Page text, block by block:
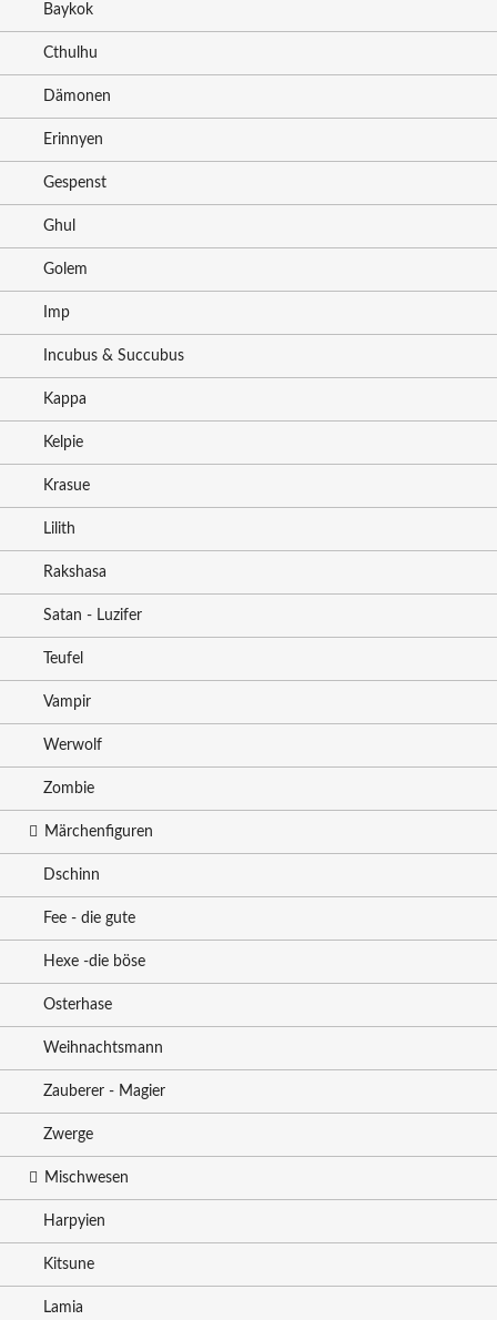
Baykok
Cthulhu
Dämonen
Erinnyen
Gespenst
Ghul
Golem
Imp
Incubus & Succubus
Kappa
Kelpie
Krasue
Lilith
Rakshasa
Satan - Luzifer
Teufel
Vampir
Werwolf
Zombie
Märchenfiguren
Dschinn
Fee - die gute
Hexe -die böse
Osterhase
Weihnachtsmann
Zauberer - Magier
Zwerge
Mischwesen
Harpyien
Kitsune
Lamia